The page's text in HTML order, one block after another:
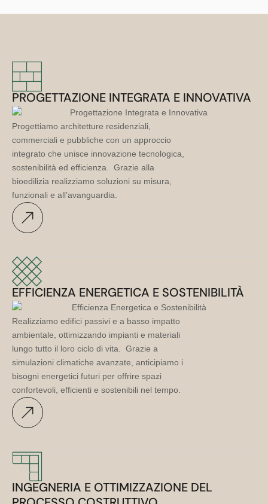
PROGETTAZIONE INTEGRATA E INNOVATIVA
Progettiamo architetture residenziali,
commerciali e pubbliche con un approccio
integrato che unisce innovazione tecnologica,
sostenibilità ed efficienza. Grazie alla
bioedilizia realizziamo soluzioni su misura,
funzionali e all’avanguardia.
EFFICIENZA ENERGETICA E SOSTENIBILITÀ
Realizziamo edifici passivi e a basso impatto
ambientale, ottimizzando impianti e materiali
lungo tutto il loro ciclo di vita. Grazie a
simulazioni climatiche avanzate, anticipiamo i
bisogni energetici futuri per offrire spazi
confortevoli, efficienti e sostenibili nel tempo.
INGEGNERIA E OTTIMIZZAZIONE DEL